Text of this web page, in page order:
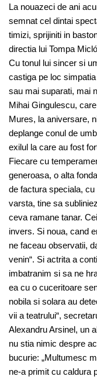
La nouazeci de ani
semnat cel dintai
timizi, sprijiniti in
directia lui Tompa
Cu tonul lui sincer si
castiga pe loc
sau mai suparati, mai
Mihai Gingulescu,
Mures, la aniversare,
deplange conul de
exilul la care au fost
Fiecare cu
generoasa, o alta
de factura speciala,
varsta, tine sa
ceva ramane tanar.
invers. Si noua, cand
ne faceau observatii,
venin“. Si actrita a
imbatranim si sa ne
ea cu o cuceritoare
nobila si solara au
vii a teatrului“,
Alexandru Arsinel, un
nu stia nimic despre
bucurie: „Multumesc
ne-a primit cu caldura